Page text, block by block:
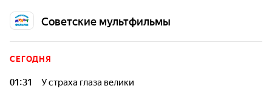
Советские мультфильмы
СЕГОДНЯ
01:31 У страха глаза велики